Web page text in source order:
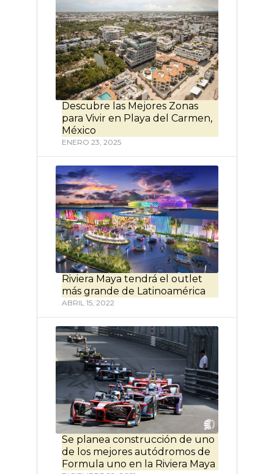
Descubre las Mejores Zonas
para Vivir en Playa del Carmen,
México
ENERO 23, 2025
Riviera Maya tendrá el outlet
más grande de Latinoamérica
ABRIL 15, 2022
Se planea construcción de uno
de los mejores autódromos de
Formula uno en la Riviera Maya